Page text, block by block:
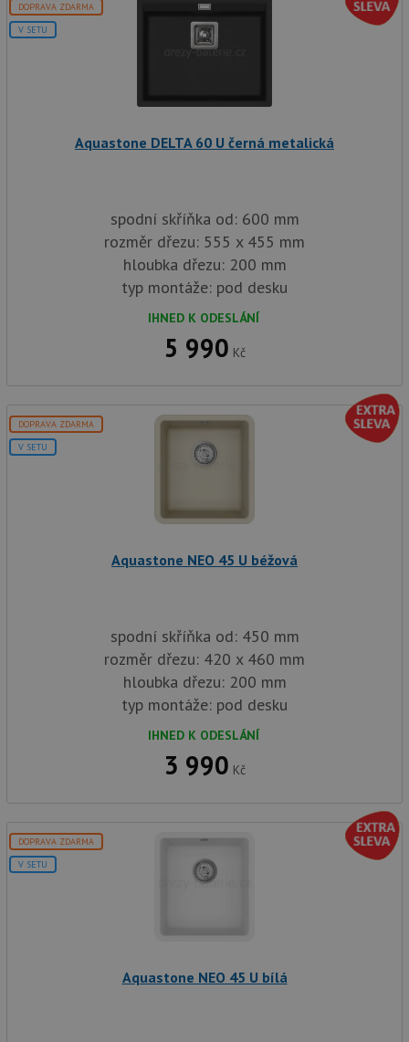
DOPRAVA ZDARMA
V SETU
Aquastone DELTA 60 U černá metalická
spodní skříňka od: 600 mm
rozměr dřezu: 555 x 455 mm
hloubka dřezu: 200 mm
typ montáže: pod desku
IHNED K ODESLÁNÍ
5 990 Kč
DOPRAVA ZDARMA
V SETU
Aquastone NEO 45 U béžová
spodní skříňka od: 450 mm
rozměr dřezu: 420 x 460 mm
hloubka dřezu: 200 mm
typ montáže: pod desku
IHNED K ODESLÁNÍ
3 990 Kč
DOPRAVA ZDARMA
V SETU
Aquastone NEO 45 U bílá